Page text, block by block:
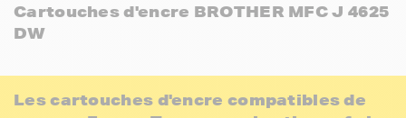
Cartouches d'encre BROTHER MFC J 4625
DW
Les cartouches d'encre compatibles de